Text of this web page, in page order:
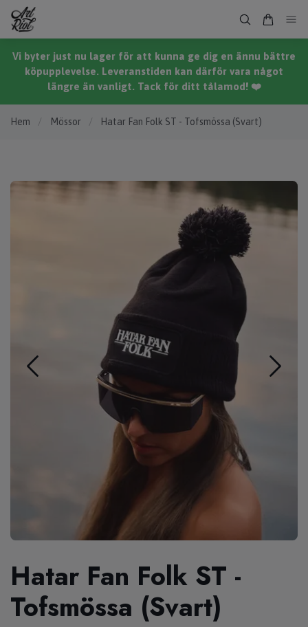
Vi byter just nu lager för att kunna ge dig en ännu bättre
köpupplevelse. Leveranstiden kan därför vara något
längre än vanligt. Tack för ditt tålamod! ❤️
Hem / Mössor / Hatar Fan Folk ST - Tofsmössa (Svart)
Hatar Fan Folk ST -
Tofsmössa (Svart)